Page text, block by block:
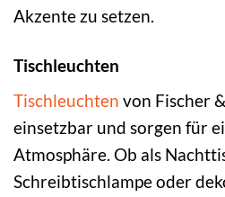
Akzente zu setzen.
Tischleuchten
Tischleuchten von Fischer
einsetzbar und sorgen für
Atmosphäre. Ob als
Schreibtischlampe oder